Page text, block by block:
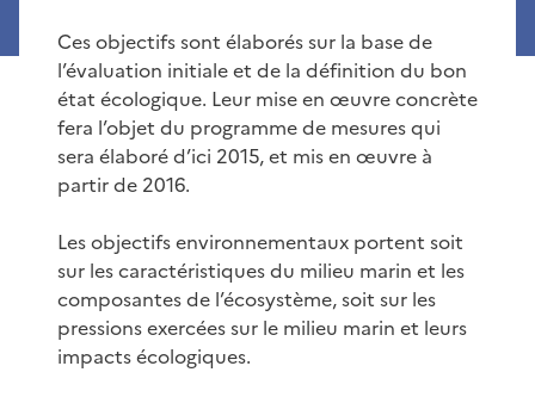
Ces objectifs sont élaborés sur la base de
l’évaluation initiale et de la définition du bon
état écologique. Leur mise en œuvre concrète
fera l’objet du programme de mesures qui
sera élaboré d’ici 2015, et mis en œuvre à
partir de 2016.
Les objectifs environnementaux portent soit
sur les caractéristiques du milieu marin et les
composantes de l’écosystème, soit sur les
pressions exercées sur le milieu marin et leurs
impacts écologiques.